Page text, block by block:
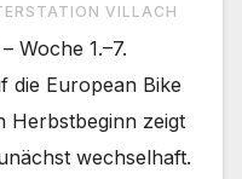
VILLACH
Woche 1.–7.
die European Bike
Herbstbeginn zeigt
wechselhaft.